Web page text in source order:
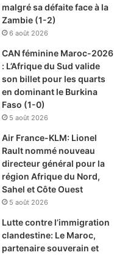
malgré sa défaite face à la
Zambie (1-2)
6 août 2026
CAN féminine Maroc-2026
: L’Afrique du Sud valide
son billet pour les quarts
en dominant le Burkina
Faso (1-0)
5 août 2026
Air France-KLM: Lionel
Rault nommé nouveau
directeur général pour la
région Afrique du Nord,
Sahel et Côte Ouest
5 août 2026
Lutte contre l’immigration
clandestine: Le Maroc,
partenaire souverain et